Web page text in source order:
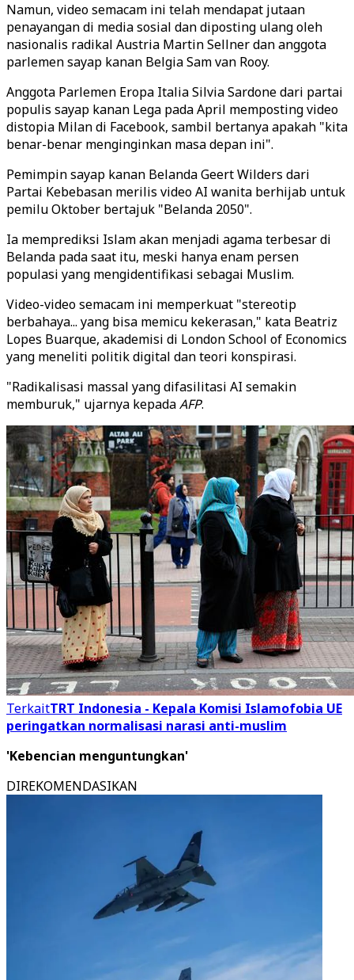
Namun, video semacam ini telah mendapat jutaan
penayangan di media sosial dan diposting ulang oleh
nasionalis radikal Austria Martin Sellner dan anggota
parlemen sayap kanan Belgia Sam van Rooy.
Anggota Parlemen Eropa Italia Silvia Sardone dari partai
populis sayap kanan Lega pada April memposting video
distopia Milan di Facebook, sambil bertanya apakah "kita
benar-benar menginginkan masa depan ini".
Pemimpin sayap kanan Belanda Geert Wilders dari
Partai Kebebasan merilis video AI wanita berhijab untuk
pemilu Oktober bertajuk "Belanda 2050".
Ia memprediksi Islam akan menjadi agama terbesar di
Belanda pada saat itu, meski hanya enam persen
populasi yang mengidentifikasi sebagai Muslim.
Video-video semacam ini memperkuat "stereotip
berbahaya... yang bisa memicu kekerasan," kata Beatriz
Lopes Buarque, akademisi di London School of Economics
yang meneliti politik digital dan teori konspirasi.
"Radikalisasi massal yang difasilitasi AI semakin
memburuk," ujarnya kepadaAFP.
TerkaitTRT Indonesia - Kepala Komisi Islamofobia UE
peringatkan normalisasi narasi anti-muslim
'Kebencian menguntungkan'
DIREKOMENDASIKAN